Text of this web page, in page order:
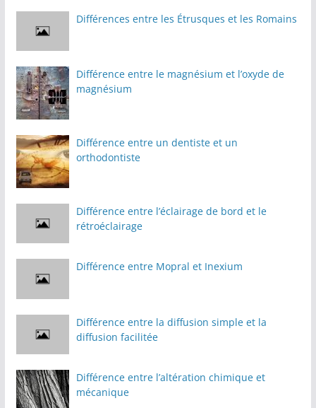
Différences entre les Étrusques et les Romains
Différence entre le magnésium et l’oxyde de
magnésium
Différence entre un dentiste et un
orthodontiste
Différence entre l’éclairage de bord et le
rétroéclairage
Différence entre Mopral et Inexium
Différence entre la diffusion simple et la
diffusion facilitée
Différence entre l’altération chimique et
mécanique